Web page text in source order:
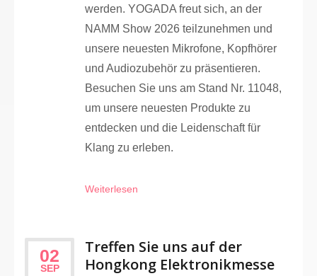
werden. YOGADA freut sich, an der
NAMM Show 2026 teilzunehmen und
unsere neuesten Mikrofone, Kopfhörer
und Audiozubehör zu präsentieren.
Besuchen Sie uns am Stand Nr. 11048,
um unsere neuesten Produkte zu
entdecken und die Leidenschaft für
Klang zu erleben.
Weiterlesen
02
SEP
Treffen Sie uns auf der
Hongkong Elektronikmesse